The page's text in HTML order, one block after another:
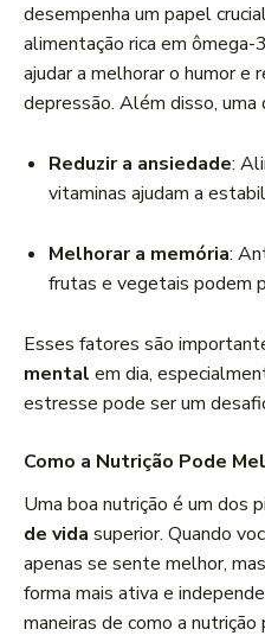
desempenha um papel
alimentação rica em
ajudar a melhorar o humor e
depressão. Além disso,
Reduzir a ansiedade:
vitaminas ajudam a
Melhorar a memória:
frutas e vegetais podem
Esses fatores são
mental em dia,
estresse pode ser um
Como a Nutrição Pode
Uma boa nutrição é um dos
de vida superior. Quando
apenas se sente melhor,
forma mais ativa e
maneiras de como a